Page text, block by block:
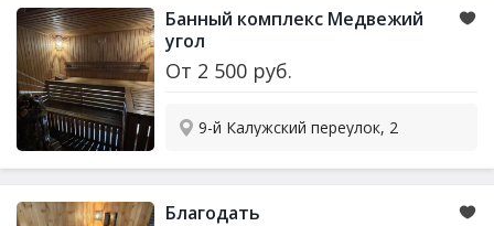
Банный комплекс Медвежий
угол
От 2 500 руб.
9-й Калужский переулок, 2
Благодать